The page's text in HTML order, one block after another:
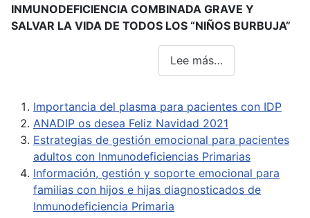
INMUNODEFICIENCIA COMBINADA GRAVE Y
SALVAR LA VIDA DE TODOS LOS “NIÑOS BURBUJA”
Lee más…
Importancia del plasma para pacientes con IDP
ANADIP os desea Feliz Navidad 2021
Estrategias de gestión emocional para pacientes
adultos con Inmunodeficiencias Primarias
Información, gestión y soporte emocional para
familias con hijos e hijas diagnosticados de
Inmunodeficiencia Primaria